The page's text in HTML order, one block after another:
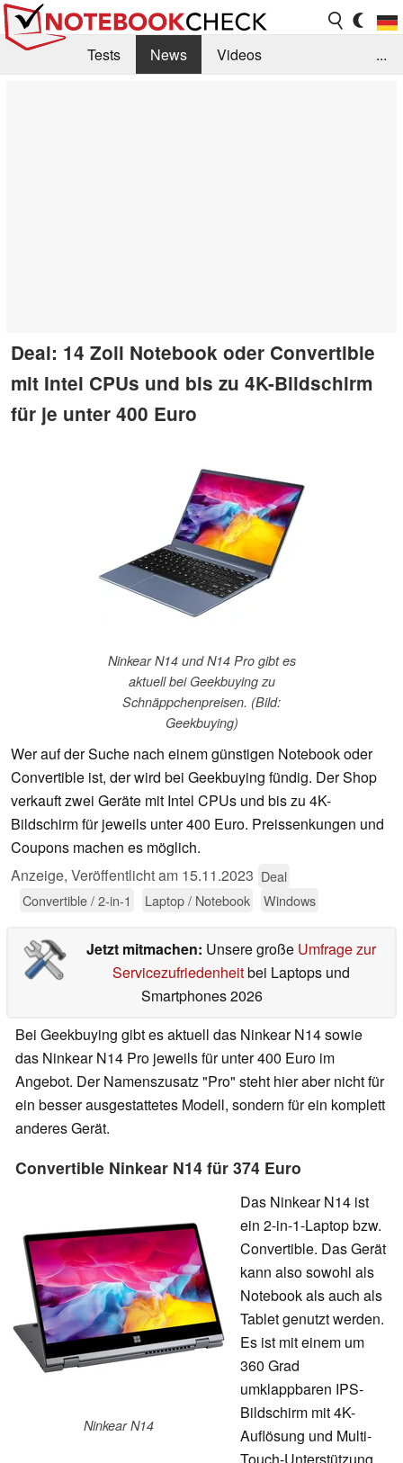
Tests News
Videos
...
Deal: 14 Zoll Notebook oder Convertible
mit Intel CPUs und bis zu 4K-Bildschirm
für je unter 400 Euro
Ninkear N14 und N14 Pro gibt es
aktuell bei Geekbuying zu
Schnäppchenpreisen. (Bild:
Geekbuying)
Wer auf der Suche nach einem günstigen Notebook oder
Convertible ist, der wird bei Geekbuying fündig. Der Shop
verkauft zwei Geräte mit Intel CPUs und bis zu 4K-
Bildschirm für jeweils unter 400 Euro. Preissenkungen und
Coupons machen es möglich.
Anzeige, Veröffentlicht am 15.11.2023 Deal
Convertible / 2-in-1
Laptop / Notebook Windows
Jetzt mitmachen: Unsere große Umfrage zur
Servicezufriedenheitbei Laptops und
Smartphones 2026
Bei Geekbuying gibt es aktuell das Ninkear N14 sowie
das Ninkear N14 Pro jeweils für unter 400 Euro im
Angebot. Der Namenszusatz "Pro" steht hier aber nicht für
ein besser ausgestattetes Modell, sondern für ein komplett
anderes Gerät.
Convertible Ninkear N14 für 374 Euro
Ninkear N14
Das Ninkear N14 ist
ein 2-in-1-Laptop bzw.
Convertible. Das Gerät
kann also sowohl als
Notebook als auch als
Tablet genutzt werden.
Es ist mit einem um
360 Grad
umklappbaren IPS-
Bildschirm mit 4K-
Auflösung und Multi-